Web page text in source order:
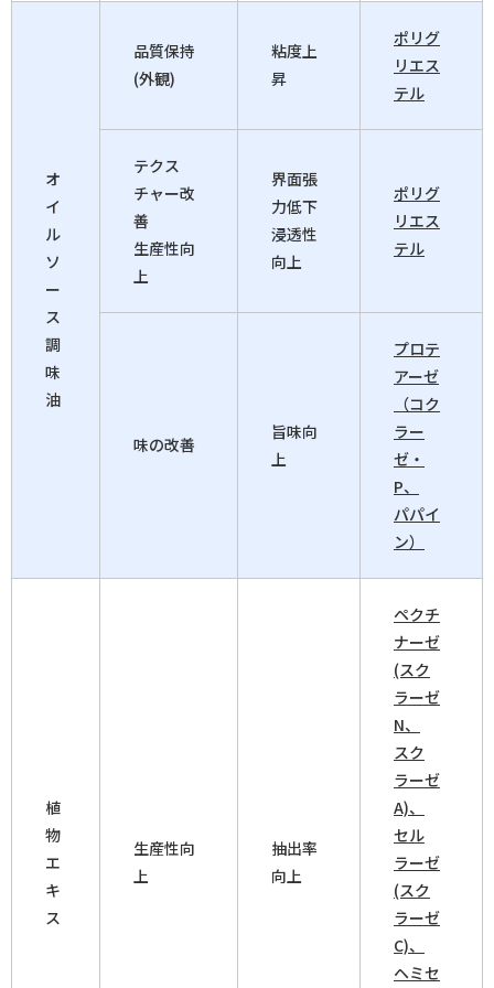
オ
イ
ル
ソ
ー
ス
調
味
油
品質保持
(外観)
粘度上
昇
ポリグ
リエス
テル
テクス
チャー改
善
生産性向
上
界面張
力低下
浸透性
向上
ポリグ
リエス
テル
味の改善
旨味向
上
プロテ
アーゼ
（コク
ラー
ゼ・
P、
パパイ
ン）
植
物
エ
キ
ス
生産性向
上
抽出率
向上
ペクチ
ナーゼ
(スク
ラーゼ
N、
スク
ラーゼ
A)、
セル
ラーゼ
(スク
ラーゼ
C)、
ヘミセ